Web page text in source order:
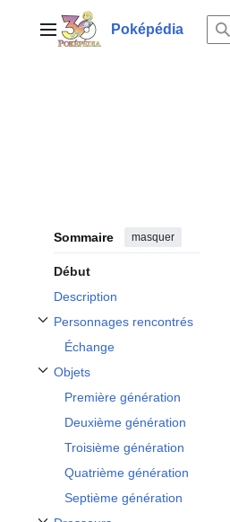
contenuMenu principalPoképédia
Sommaire masquer
Début
Description
Personnages rencontrés
Afficher / masquer la sous-section
Échange
Objets
Afficher / masquer la sous-section Objets
Première génération
Deuxième génération
Troisième génération
Quatrième génération
Septième génération